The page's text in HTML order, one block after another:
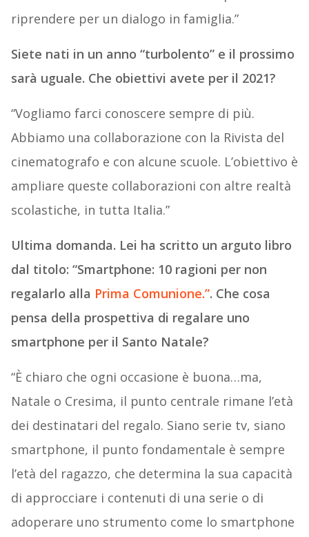
riprendere per un dialogo in famiglia.”
Siete nati in un anno “turbolento” e il prossimo
sarà uguale. Che obiettivi avete per il 2021?
“Vogliamo farci conoscere sempre di più.
Abbiamo una collaborazione con la Rivista del
cinematografo e con alcune scuole. L’obiettivo è
ampliare queste collaborazioni con altre realtà
scolastiche, in tutta Italia.”
Ultima domanda. Lei ha scritto un arguto libro
dal titolo: “Smartphone: 10 ragioni per non
regalarlo alla Prima Comunione.”. Che cosa
pensa della prospettiva di regalare uno
smartphone per il Santo Natale?
“È chiaro che ogni occasione è buona…ma,
Natale o Cresima, il punto centrale rimane l’età
dei destinatari del regalo. Siano serie tv, siano
smartphone, il punto fondamentale è sempre
l’età del ragazzo, che determina la sua capacità
di approcciare i contenuti di una serie o di
adoperare uno strumento come lo smartphone